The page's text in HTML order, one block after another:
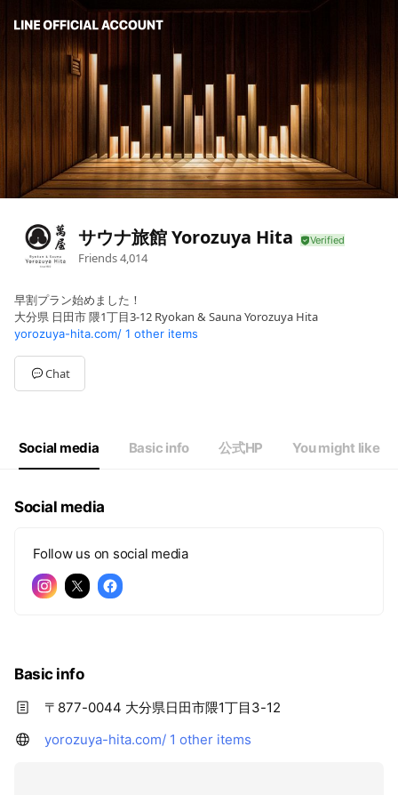
サウナ旅館 Yorozuya Hita
Friends4,014
早割プラン始めました！
大分県 日田市 隈1丁目3-12 Ryokan & Sauna Yorozuya Hita
yorozuya-hita.com/ 1 other items
Chat
Social media Basic info 公式HP You might like
Social media
Follow us on social media
Basic info
〒877-0044 大分県日田市隈1丁目3-12
yorozuya-hita.com/ 1 other items